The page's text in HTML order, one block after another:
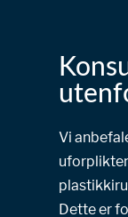
Vi
Dette er